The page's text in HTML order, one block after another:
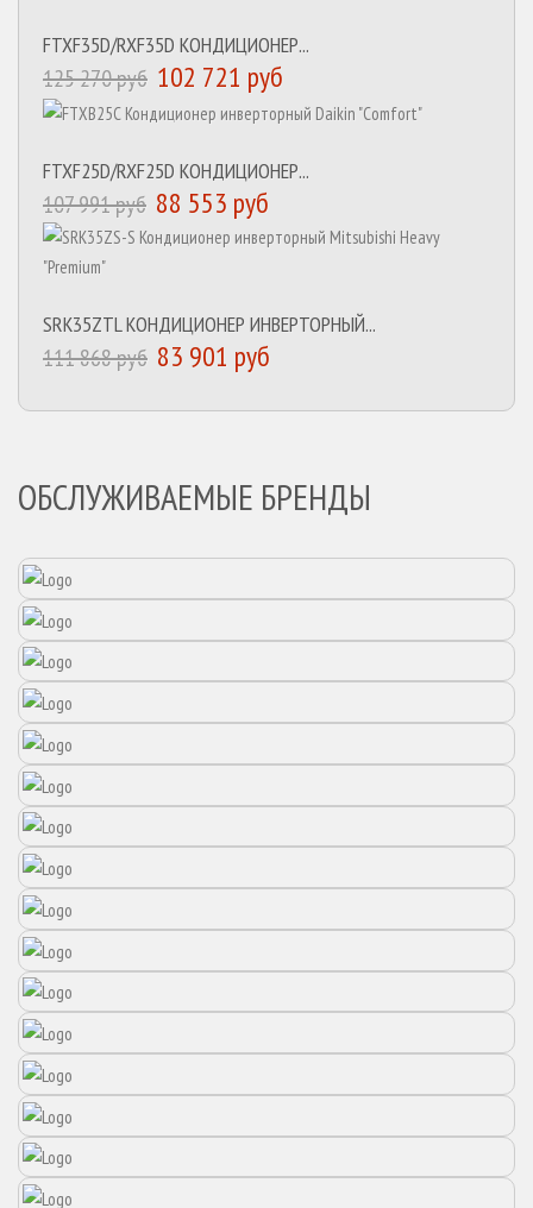
FTXF35D/RXF35D КОНДИЦИОНЕР...
125 270 руб 102 721 руб
FTXF25D/RXF25D КОНДИЦИОНЕР...
107 991 руб 88 553 руб
SRK35ZTL КОНДИЦИОНЕР ИНВЕРТОРНЫЙ...
111 868 руб 83 901 руб
ОБСЛУЖИВАЕМЫЕ БРЕНДЫ